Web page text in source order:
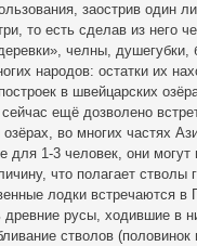
заострив один
то есть сделав из него
челны, душегубки,
народов: остатки их
в швейцарских
ещё дозволено
озёрах, во многих частях
для 1-3 человек, они могут
что полагает стволы
лодки встречаются в
древние русы, ходившие в
стволов (половинок